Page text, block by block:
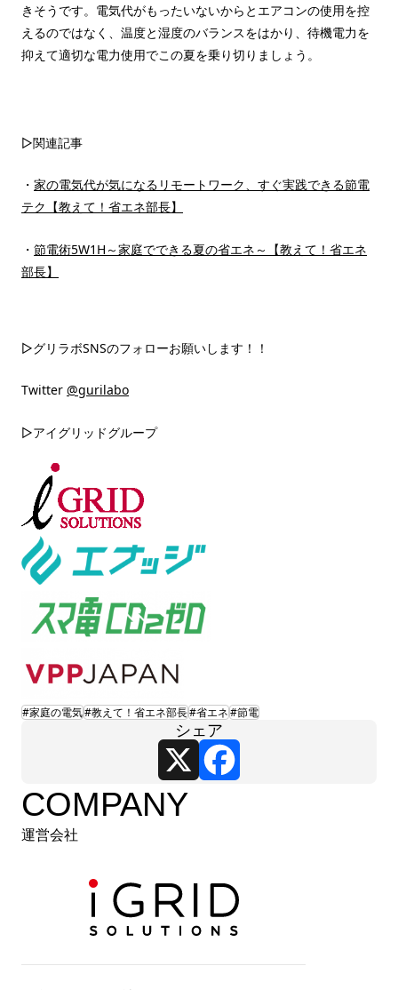
きそうです。電気代がもったいないからとエアコンの使用を控
えるのではなく、温度と湿度のバランスをはかり、待機電力を
抑えて適切な電力使用でこの夏を乗り切りましょう。
▷関連記事
・ 家の電気代が気になるリモートワーク、すぐ実践できる節電
テク【教えて！省エネ部長】
・ 節電術5W1H～家庭でできる夏の省エネ～【教えて！省エネ
部長】
▷グリラボSNSのフォローお願いします！！
Twitter @gurilabo
▷アイグリッドグループ
#家庭の電気#教えて！省エネ部長#省エネ#節電
シェア
X
COMPANY
運営会社